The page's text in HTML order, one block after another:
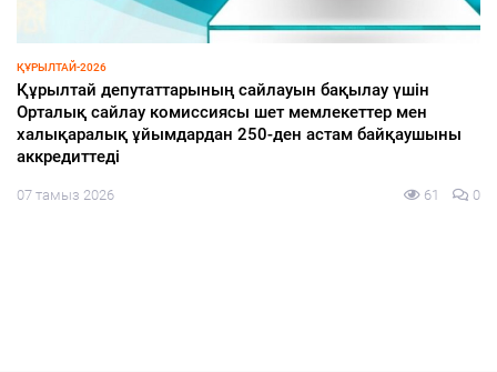
ИНФРАҚҰРЫЛЫМ
Ақжайық шағын ауданы қарқынды дамып келеді
07 тамыз 2026 77